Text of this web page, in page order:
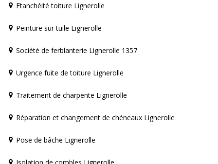
Etanchéité toiture Lignerolle
Peinture sur tuile Lignerolle
Société de ferblanterie Lignerolle 1357
Urgence fuite de toiture Lignerolle
Traitement de charpente Lignerolle
Réparation et changement de chéneaux Lignerolle
Pose de bâche Lignerolle